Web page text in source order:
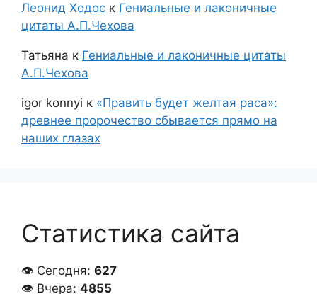
Леонид Ходос к Гениальные и лаконичные
цитаты А.П.Чехова
Татьяна к Гениальные и лаконичные цитаты
А.П.Чехова
igor konnyi к «Править будет желтая раса»:
древнее пророчество сбывается прямо на
наших глазах
Статистика сайта
👁 Сегодня: 627
👁 Вчера: 4855